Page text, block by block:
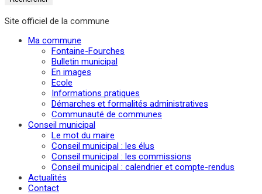
Site officiel de la commune
Ma commune
Fontaine-Fourches
Bulletin municipal
En images
Ecole
Informations pratiques
Démarches et formalités administratives
Communauté de communes
Conseil municipal
Le mot du maire
Conseil municipal : les élus
Conseil municipal : les commissions
Conseil municipal : calendrier et compte-rendus
Actualités
Contact